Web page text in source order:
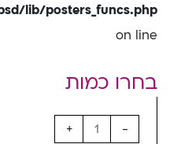
lib/posters_funcs.php
on line
-
+